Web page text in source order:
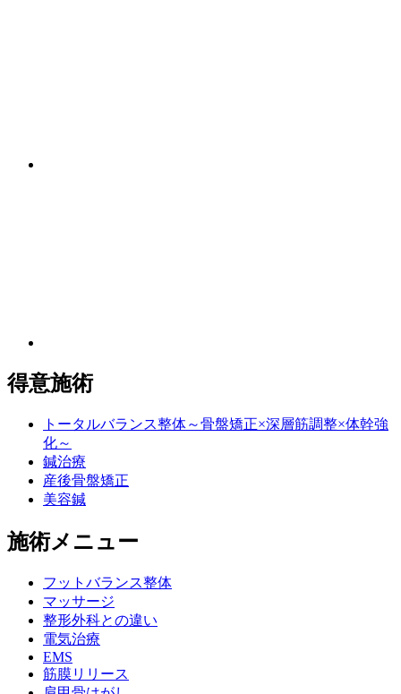
得意施術
トータルバランス整体～骨盤矯正×深層筋調整×体幹強
化～
鍼治療
産後骨盤矯正
美容鍼
施術メニュー
フットバランス整体
マッサージ
整形外科との違い
電気治療
EMS
筋膜リリース